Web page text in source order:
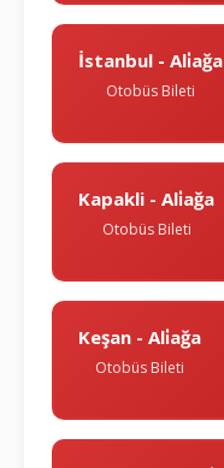
İstanbul - Ali̇ağa
Otobüs Bileti
Kapakli - Ali̇ağa
Otobüs Bileti
Keşan - Ali̇ağa
Otobüs Bileti